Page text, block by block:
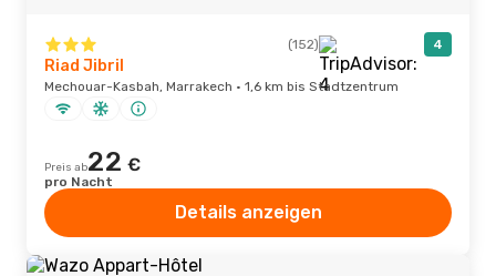
(152) 4
Riad Jibril
Mechouar-Kasbah, Marrakech · 1,6 km bis Stadtzentrum
Preis ab22 €
pro Nacht
Details anzeigen